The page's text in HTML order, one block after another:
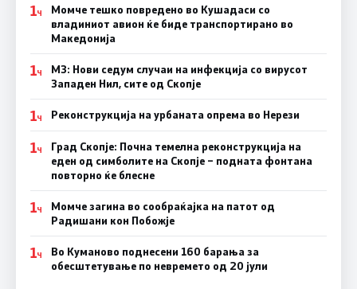
1Ч
Момче тешко повредено во Кушадаси со
владиниот авион ќе биде транспортирано во
Македонија
1Ч
МЗ: Нови седум случаи на инфекција со вирусот
Западен Нил, сите од Скопје
1Ч Реконструкција на урбаната опрема во Нерези
1Ч
Град Скопје: Почна темелна реконструкција на
еден од симболите на Скопје – подната фонтана
повторно ќе блесне
1Ч
Момче загина во сообраќајка на патот од
Радишани кон Побожје
1Ч
Во Куманово поднесени 160 барања за
обесштетување по невремето од 20 јули